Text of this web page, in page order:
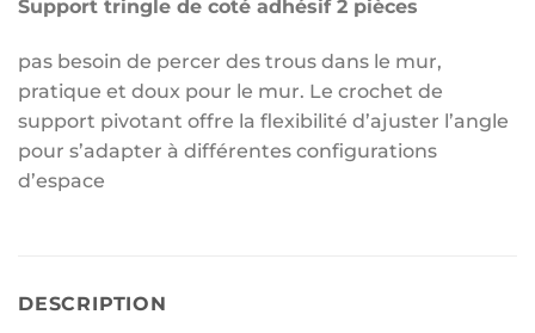
Support tringle de coté adhésif 2 pièces
pas besoin de percer des trous dans le mur,
pratique et doux pour le mur. Le crochet de
support pivotant offre la flexibilité d’ajuster l’angle
pour s’adapter à différentes configurations
d’espace
DESCRIPTION